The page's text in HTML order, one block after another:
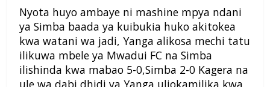
Nyota huyo ambaye ni mashine mpya ndani
ya Simba baada ya kuibukia huko akitokea
kwa watani wa jadi, Yanga alikosa mechi tatu
ilikuwa mbele ya Mwadui FC na Simba
ilishinda kwa mabao 5-0,Simba 2-0 Kagera na
ule wa dabi dhidi ya Yanga uliokamilika kwa